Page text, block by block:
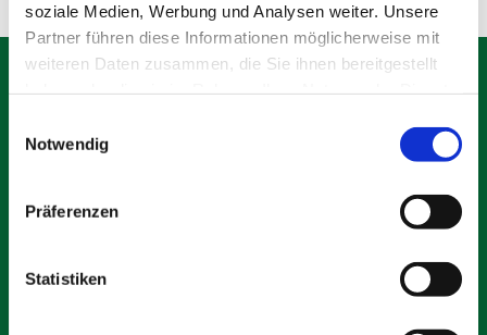
soziale Medien, Werbung und Analysen weiter. Unsere
Partner führen diese Informationen möglicherweise mit
weiteren Daten zusammen, die Sie ihnen bereitgestellt
Notwendig
Präferenzen
Statistiken
Schäfer Verleihservice
82256 Fürstenfeldbruck
Fax:08141 6254359